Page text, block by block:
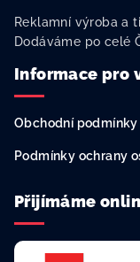
Reklamní výroba a
Dodáváme po celé
Informace pro
Obchodní podmínky
Podmínky ochrany
Přijímáme